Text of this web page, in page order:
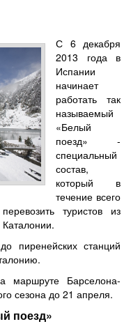
С 6 декабря
2013 года в
Испании
начинает
работать так
называемый
«Белый
поезд» -
специальный
состав,
который в
течение всего
туристов из
пиренейских станций
маршруте Барселона-
сезона до 21 апреля.
поезд»